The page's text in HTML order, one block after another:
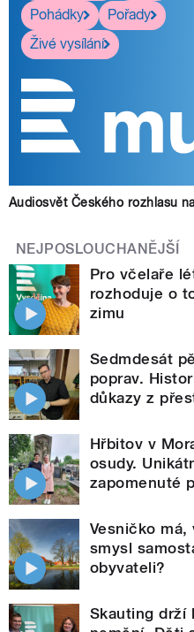
Pohádky
Pořady
Živé vysílání
Audiosvět Českého rozhlasu
NEJPOSLOUCHANĚJŠÍ
Pro včelaře
rozhoduje o
zimu
Sedmdesát
poprav.
důkazy z
Hřbitov v
osudy.
zapomenuté
Vesničko
smysl
obyvateli?
Skauting drží